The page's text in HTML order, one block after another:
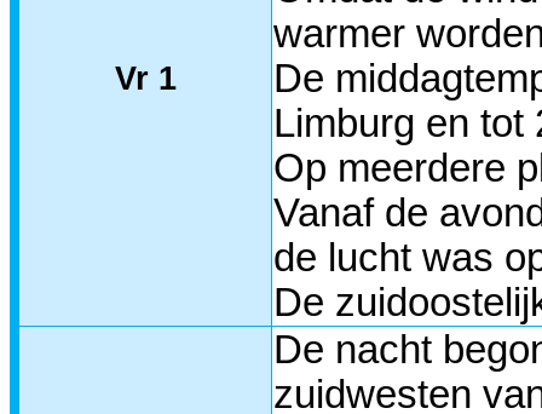
Vr 1
warmer
De
Limburg en tot
Op meerdere
Vanaf de
de lucht was
De
De nacht
zuidwesten